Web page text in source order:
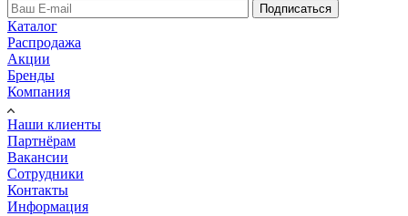
Подписаться
Каталог
Распродажа
Акции
Бренды
Компания
Наши клиенты
Партнёрам
Вакансии
Сотрудники
Контакты
Информация